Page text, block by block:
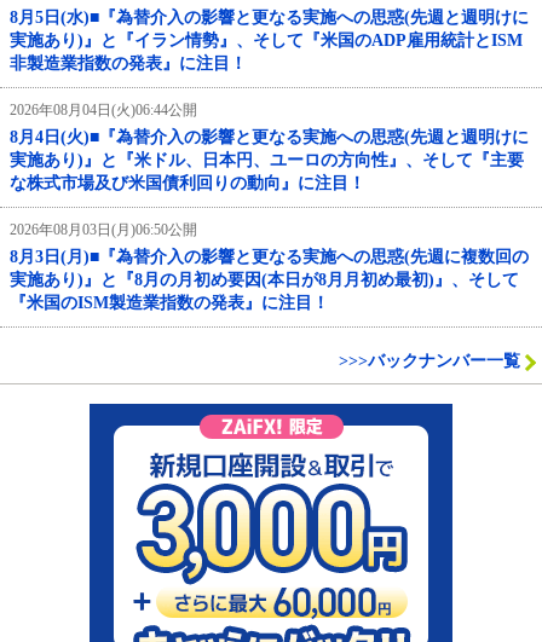
8月5日(水)■『為替介入の影響と更なる実施への思惑(先週と週明けに
実施あり)』と『イラン情勢』、そして『米国のADP雇用統計とISM
非製造業指数の発表』に注目！
2026年08月04日(火)06:44公開
8月4日(火)■『為替介入の影響と更なる実施への思惑(先週と週明けに
実施あり)』と『米ドル、日本円、ユーロの方向性』、そして『主要
な株式市場及び米国債利回りの動向』に注目！
2026年08月03日(月)06:50公開
8月3日(月)■『為替介入の影響と更なる実施への思惑(先週に複数回の
実施あり)』と『8月の月初め要因(本日が8月月初め最初)』、そして
『米国のISM製造業指数の発表』に注目！
>>>バックナンバー一覧